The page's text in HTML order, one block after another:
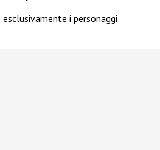
i personaggi